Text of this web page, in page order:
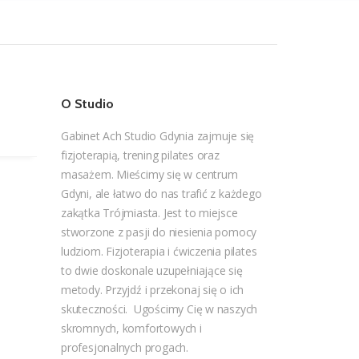
O Studio
Gabinet Ach Studio Gdynia zajmuje się
fizjoterapią, trening pilates oraz
masażem. Mieścimy się w centrum
Gdyni, ale łatwo do nas trafić z każdego
zakątka Trójmiasta. Jest to miejsce
stworzone z pasji do niesienia pomocy
ludziom. Fizjoterapia i ćwiczenia pilates
to dwie doskonale uzupełniające się
metody. Przyjdź i przekonaj się o ich
skuteczności. Ugościmy Cię w naszych
skromnych, komfortowych i
profesjonalnych progach.